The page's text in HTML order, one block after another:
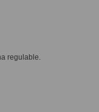
regulable.